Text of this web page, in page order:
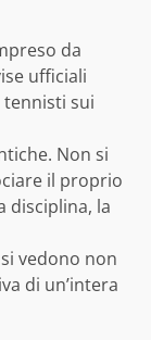
da
ufficiali
tennisti sui
Non si
il proprio
disciplina, la
vedono non
di un’intera